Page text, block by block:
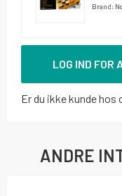
Brand:
LOG IND FOR
Er du ikke kunde hos
ANDRE